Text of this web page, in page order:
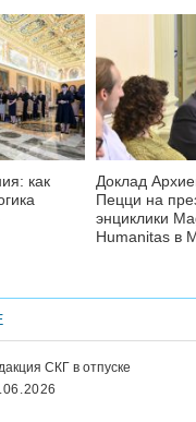
как
Доклад
Пецци на
энциклики
Нumanitas в
СКГ в отпуске